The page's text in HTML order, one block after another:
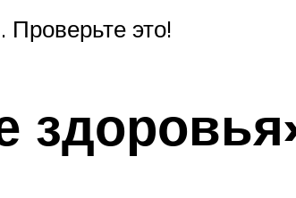
Проверьте это!